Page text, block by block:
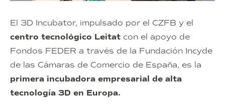
El 3D Incubator, impulsado por el CZFB y el
centro tecnológico Leitat con el apoyo de
Fondos FEDER a través de la Fundación Incyde
de las Cámaras de Comercio de España, es la
primera incubadora empresarial de alta
tecnología 3D en Europa.